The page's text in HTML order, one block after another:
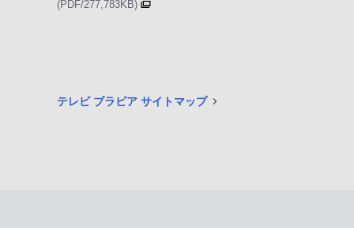
(PDF/277,783KB)
テレビ ブラビア サイトマップ